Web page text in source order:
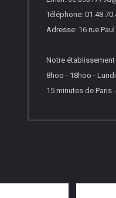
Téléphone:
Adresse: 16 rue
Notre
8hoo - 18hoo -
15 minutes de Paris